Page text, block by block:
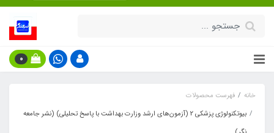
0
خانه
فهرست محصولات
بیوتکنولوژی پزشکی 2 (آزمون‌های ارشد وزارت بهداشت با پاسخ تحلیلی) (نشر جامعه